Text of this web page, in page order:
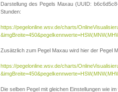
Darstellung des Pegels Maxau (UUID:
Stunden:
https://pegelonline.wsv.de/charts/
Zusätzlich zum Pegel Maxau wird hier der Pegel
https://pegelonline.wsv.de/charts/
Die selben Pegel mit gleichen Einstellungen wie